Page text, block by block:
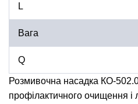
L
Вага
Q
Розмивочна насадка КО-
профілактичного очищення і